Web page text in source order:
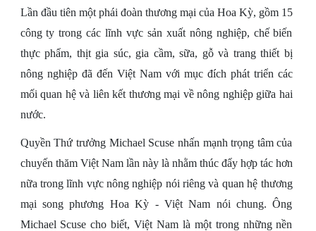
Lần đầu tiên một phái đoàn thương mại của Hoa Kỳ, gồm 15
công ty trong các lĩnh vực sản xuất nông nghiệp, chế biến
thực phẩm, thịt gia súc, gia cầm, sữa, gỗ và trang thiết bị
nông nghiệp đã đến Việt Nam với mục đích phát triển các
mối quan hệ và liên kết thương mại về nông nghiệp giữa hai
nước.
Quyền Thứ trưởng Michael Scuse nhấn mạnh trọng tâm của
chuyến thăm Việt Nam lần này là nhằm thúc đẩy hợp tác hơn
nữa trong lĩnh vực nông nghiệp nói riêng và quan hệ thương
mại song phương Hoa Kỳ - Việt Nam nói chung. Ông
Michael Scuse cho biết, Việt Nam là một trong những nền